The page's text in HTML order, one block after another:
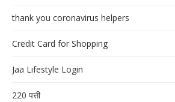
thank you coronavirus helpers
Credit Card for Shopping
Jaa Lifestyle Login
220 पत्ती